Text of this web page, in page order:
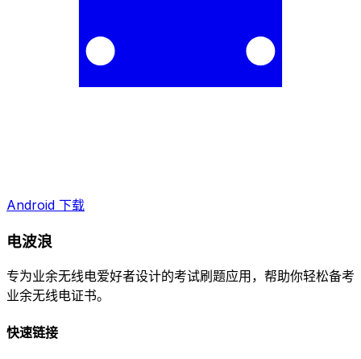
Android 下载
电波浪
专为业余无线电爱好者设计的考试刷题应用，帮助你轻松备考
业余无线电证书。
快速链接